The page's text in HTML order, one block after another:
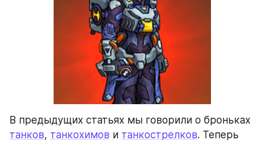
танков, танкохимов и танкострелков. Теперь